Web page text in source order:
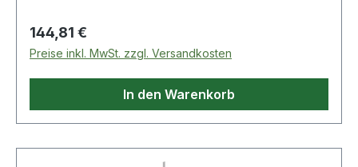
Regulärer Preis:
144,81 €
Preise inkl. MwSt. zzgl. Versandkosten
In den Warenkorb